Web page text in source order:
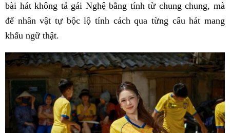
bài hát không tả gái Nghệ bằng tính từ chung chung, mà
để nhân vật tự bộc lộ tính cách qua từng câu hát mang
khẩu ngữ thật.